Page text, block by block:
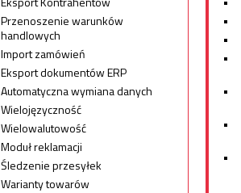
Przenoszenie warunków
handlowych
Import zamówień
Eksport dokumentów ERP
Automatyczna wymiana danych
Wielojęzyczność
Wielowalutowość
Moduł reklamacji
Śledzenie przesyłek
Warianty towarów